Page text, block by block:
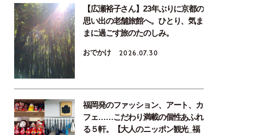
【広瀬裕子さん】23年ぶりに京都の
思い出の老舗旅館へ。ひとり、気ま
まに過ごす旅のたのしみ。
おでかけ 2026.07.30
福岡発のファッション、アート、カ
フェ……こだわり満載の個性あふれ
る５軒。【大人のニッポン観光_福